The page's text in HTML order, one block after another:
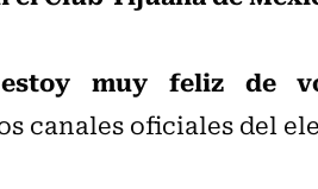
muy feliz de
canales oficiales del